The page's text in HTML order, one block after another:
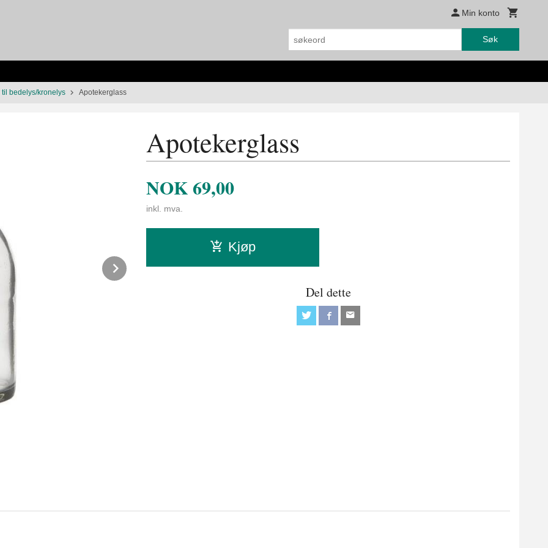
Min konto
Søk
til bedelys/kronelys Apotekerglass
Next
Apotekerglass
NOK69,00
inkl. mva.
Kjøp
Del dette